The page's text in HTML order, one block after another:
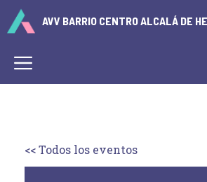
Saltar
AVV BARRIO CENTRO ALCALÁ DE
Menú
<< Todos los eventos